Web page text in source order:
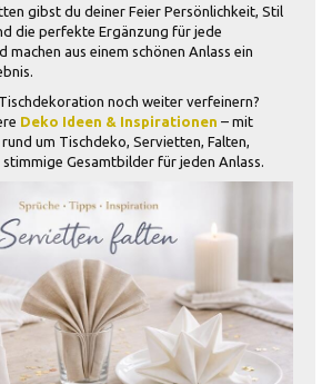
gibst du deiner Feier Persönlichkeit, Stil
die perfekte Ergänzung für jede
machen aus einem schönen Anlass ein
noch weiter verfeinern?
Deko Ideen & Inspirationen – mit
um Tischdeko, Servietten, Falten,
Gesamtbilder für jeden Anlass.